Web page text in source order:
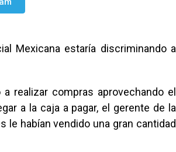
Mexicana estaría discriminando a
realizar compras aprovechando el
a la caja a pagar, el gerente de la
le habían vendido una gran cantidad